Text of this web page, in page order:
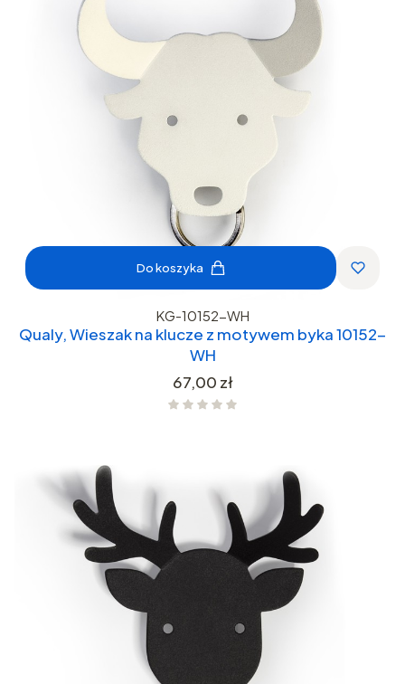
Do koszyka
KG-10152-WH
Qualy, Wieszak na klucze z motywem byka 10152-
WH
Cena
67,00 zł